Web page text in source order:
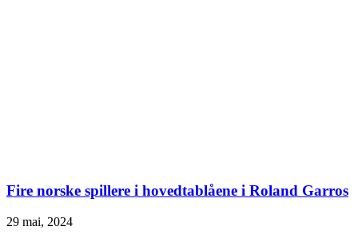
Fire norske spillere i hovedtablåene i Roland Garros
29 mai, 2024